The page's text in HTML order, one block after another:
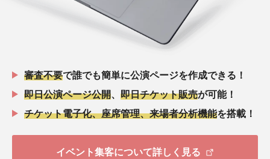
審査不要で誰でも簡単に公演ページを作成できる！
即日公演ページ公開
即日チケット販売が可能！
チケット電子化、座席管理、来場者分析機能を搭載！
イベント集客について詳しく見る